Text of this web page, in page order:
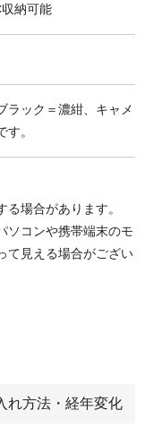
納可能
ラック＝濃紺、キャメ
。
場合があります。
ソコンや携帯端末のモ
て見える場合がござい
れ方法・経年変化